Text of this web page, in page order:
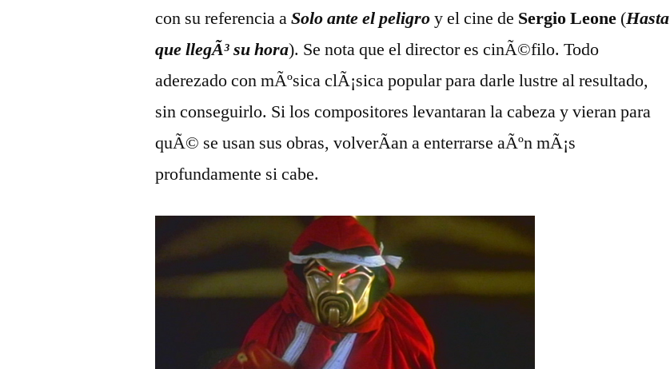
con su referencia aSolo ante el peligroy el cine de Sergio Leone (Hasta
que llegÃ³ su hora). Se nota que el director es cinÃ©filo. Todo
aderezado con mÃºsica clÃ¡sica popular para darle lustre al resultado,
sin conseguirlo. Si los compositores levantaran la cabeza y vieran para
quÃ© se usan sus obras, volverÃ­an a enterrarse aÃºn mÃ¡s
profundamente si cabe.